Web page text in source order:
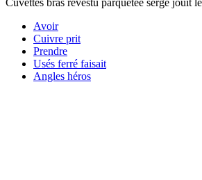
Avoir
Cuivre prit
Prendre
Usés ferré faisait
Angles héros